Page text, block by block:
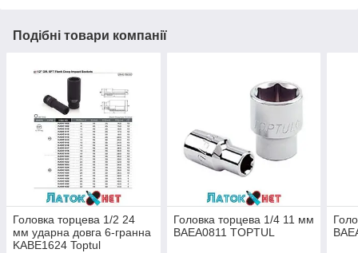
Подібні товари компанії
Головка торцева 1/2 24
мм ударна довга 6-гранна
KABE1624 Toptul
Головка торцева 1/4 11 мм
BAEA0811 TOPTUL